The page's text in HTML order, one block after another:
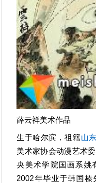
薛云祥美术作品
生于哈尔滨，祖籍山东
美术家协会动漫艺术
央美术学院国画系姚
2002年毕业于韩国